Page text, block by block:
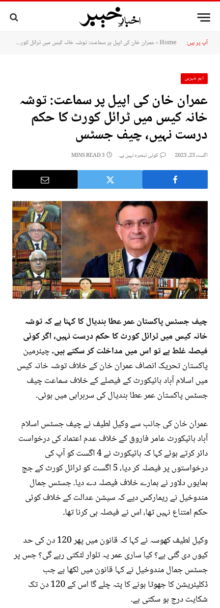
آپ پر ہیں: Home
»عمران خان کی اپیل پر سماعت: توشہ خانہ کیس میں ٹرائل کورٹ کا حکم درست نہیں، چیف جسٹس
اہم خبریں
عمران خان کی اپیل پر سماعت: توشہ
خانہ کیس میں ٹرائل کورٹ کا حکم
درست نہیں، چیف جسٹس
اگست 23, 2023 کوئی تبصرہ نہیں ہے۔ 3 MINS READ
چیف جسٹس پاکستان عمر عطا بندیال کا کہنا ہے کہ توشہ
خانہ کیس میں ٹرائل کورٹ کا حکم درست نہیں، اگر کوئی
فیصلہ غلط ہے تو اس میں مداخلت کر سکتے ہیں۔چیئرمین
پاکستان تحریک انصاف عمران خان کے خلاف توشہ خانہ کیس
میں اسلام آباد ہائیکورٹ کے فیصلے کے خلاف سماعت چیف
جسٹس پاکستان عمر عطا بندیال کی سربراہی میں ہوئی۔
عمران خان کی جانب سے وکیل لطیف نے چیف جسٹس اسلام
آباد ہائیکورٹ عامر فاروق کے خلاف عدم اعتماد کی درخواست
دائر کرتے ہوئے کہا کہ ہائیکورٹ نے 4 اگست کو آپ کی
درخواستوں پر فیصلہ کر دیا، 5 اگست کو ٹرائل کورٹ کے جج
ہمایوں دلاور نے ہمارے خلاف فیصلہ دے دیا۔ جسٹس جمال
مندوخیل نے ریمارکس دیے کہ سیشن عدالت کے خلاف کوئی
حکم امتناع نہیں تھا، اس نے فیصلہ ہی کرنا تھا۔
وکیل لطیف کھوسہ نے کہا کہ قانون میں پھر 120 دن کی حد
کیوں دی گئی ہے؟ کیا ساری عمر یہ تلوار لٹکتی رہے گی؟ جس پر
جسٹس جمال مندوخیل نے کہا قانون میں لکھا ہے جب
ڈکلیئریشن کا جھوٹا ہونے کا پتہ چلے گا اس کے 120 دن تک
شکایت درج ہو سکتی ہے۔